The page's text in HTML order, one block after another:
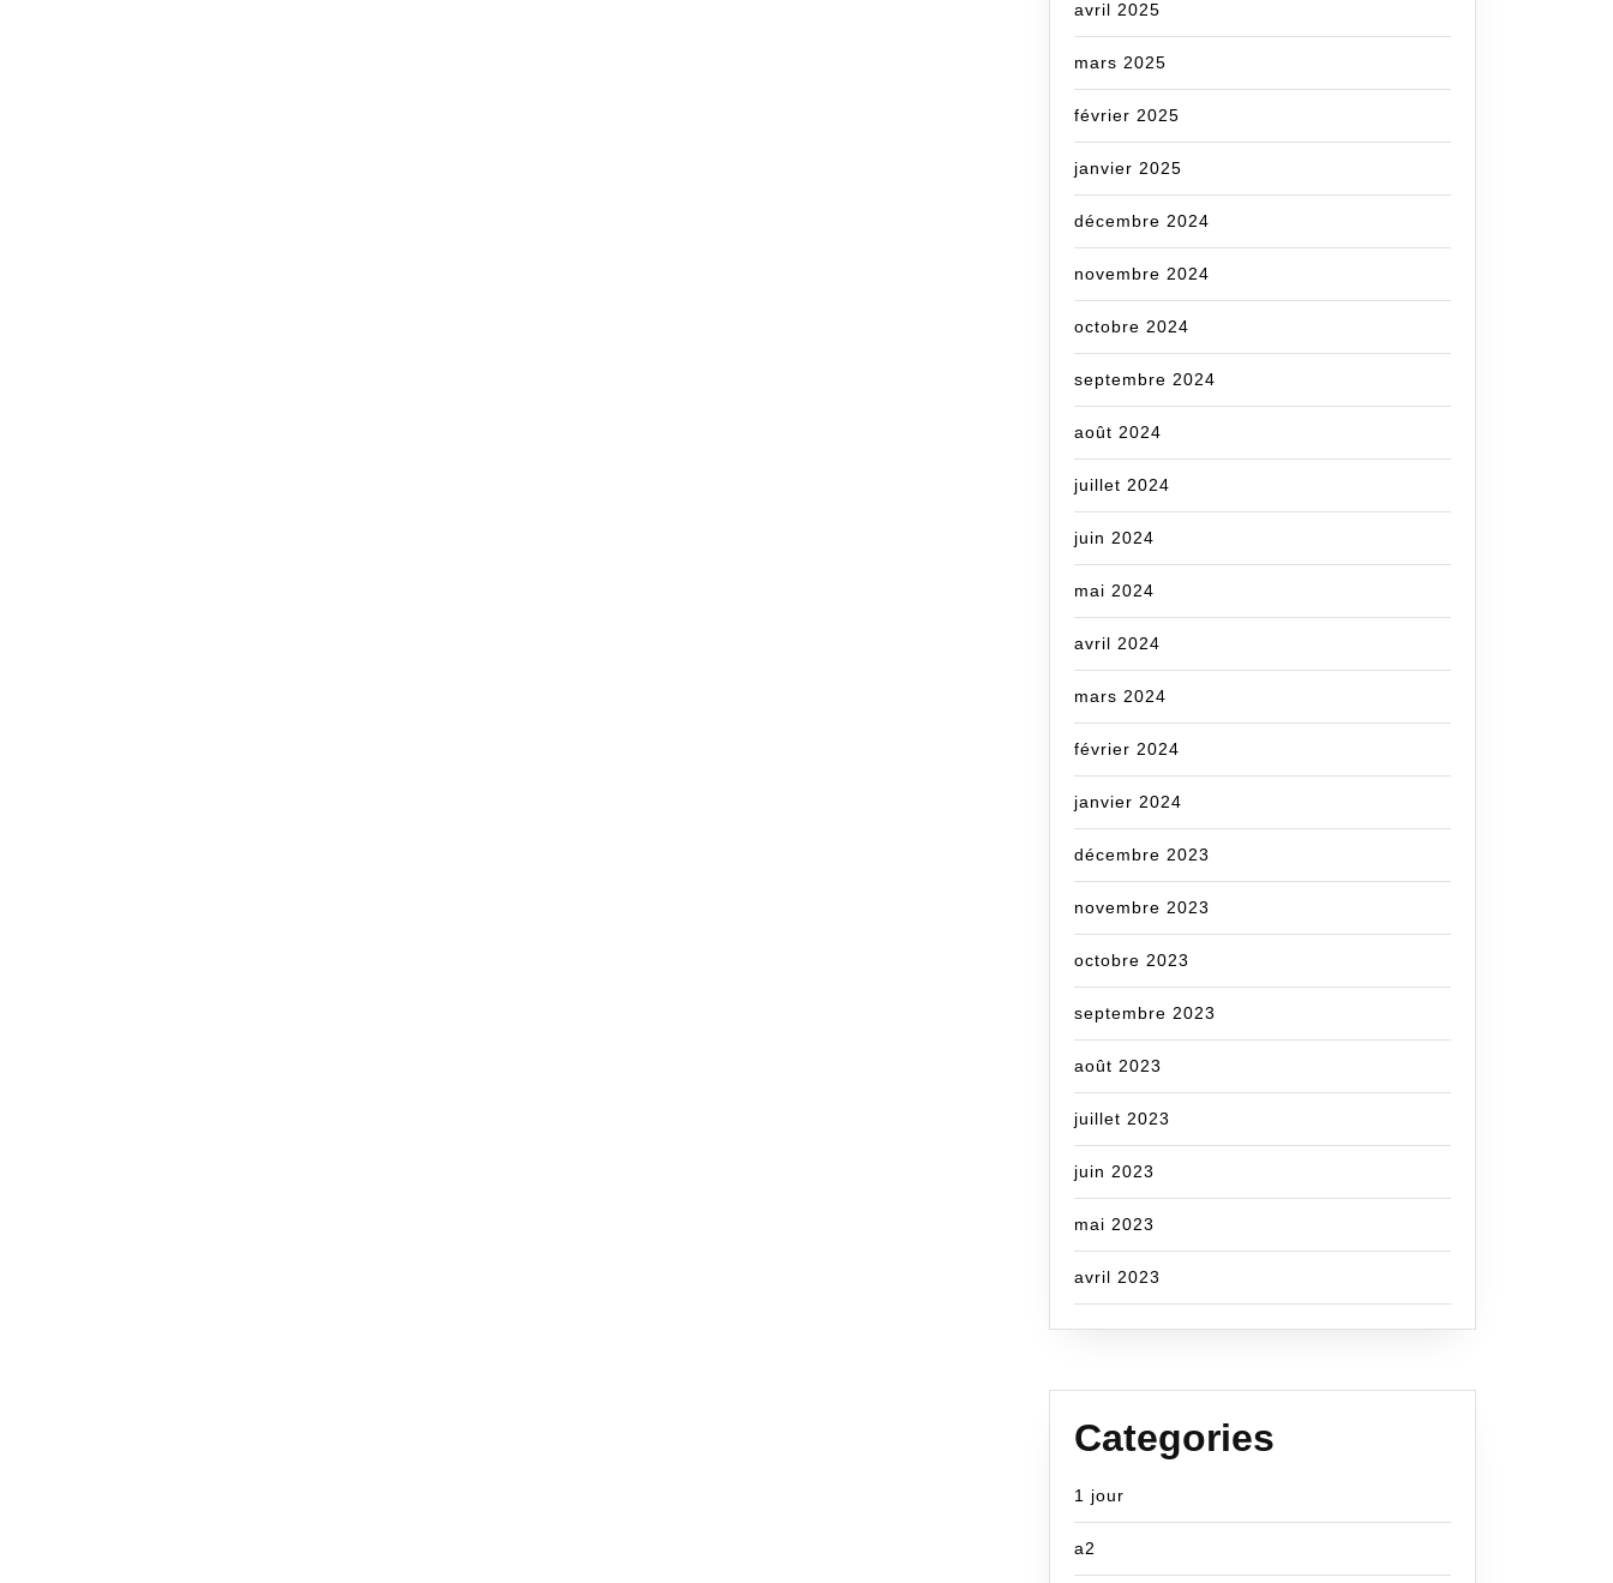
avril 2025
mars 2025
février 2025
janvier 2025
décembre 2024
novembre 2024
octobre 2024
septembre 2024
août 2024
juillet 2024
juin 2024
mai 2024
avril 2024
mars 2024
février 2024
janvier 2024
décembre 2023
novembre 2023
octobre 2023
septembre 2023
août 2023
juillet 2023
juin 2023
mai 2023
avril 2023
Categories
1 jour
a2